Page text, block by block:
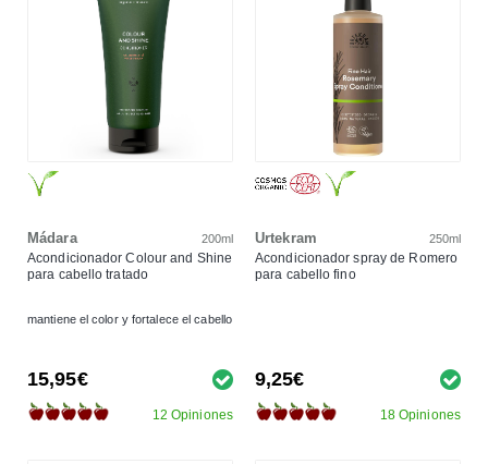
Mádara 200ml
Acondicionador Colour and Shine
para cabello tratado
mantiene el color y fortalece el cabello
15,95€
12 Opiniones
Urtekram 250ml
Acondicionador spray de Romero
para cabello fino
9,25€
18 Opiniones